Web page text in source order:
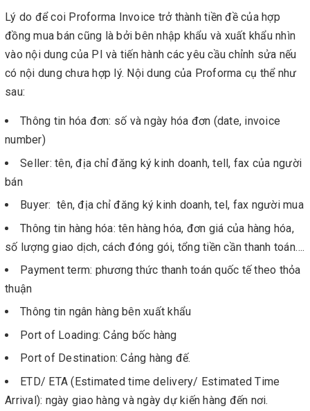
Lý do để coi Proforma Invoice trở thành tiền đề của hợp
đồng mua bán cũng là bởi bên nhập khẩu và xuất khẩu nhìn
vào nội dung của PI và tiến hành các yêu cầu chỉnh sửa nếu
có nội dung chưa hợp lý. Nội dung của Proforma cụ thể như
sau:
Thông tin hóa đơn: số và ngày hóa đơn (date, invoice
number)
Seller: tên, địa chỉ đăng ký kinh doanh, tell, fax của người
bán
Buyer: tên, địa chỉ đăng ký kinh doanh, tel, fax người mua
Thông tin hàng hóa: tên hàng hóa, đơn giá của hàng hóa,
số lượng giao dịch, cách đóng gói, tổng tiền cần thanh toán….
Payment term: phương thức thanh toán quốc tế theo thỏa
thuận
Thông tin ngân hàng bên xuất khẩu
Port of Loading: Cảng bốc hàng
Port of Destination: Cảng hàng đế.
ETD/ ETA (Estimated time delivery/ Estimated Time
Arrival): ngày giao hàng và ngày dự kiến hàng đến nơi.